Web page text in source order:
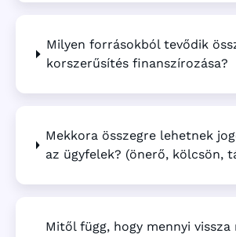
Milyen forrásokból tevődik
korszerűsítés finanszírozása?
Mekkora összegre lehetnek
az ügyfelek? (önerő, kölcsön,
Mitől függ, hogy mennyi vissza